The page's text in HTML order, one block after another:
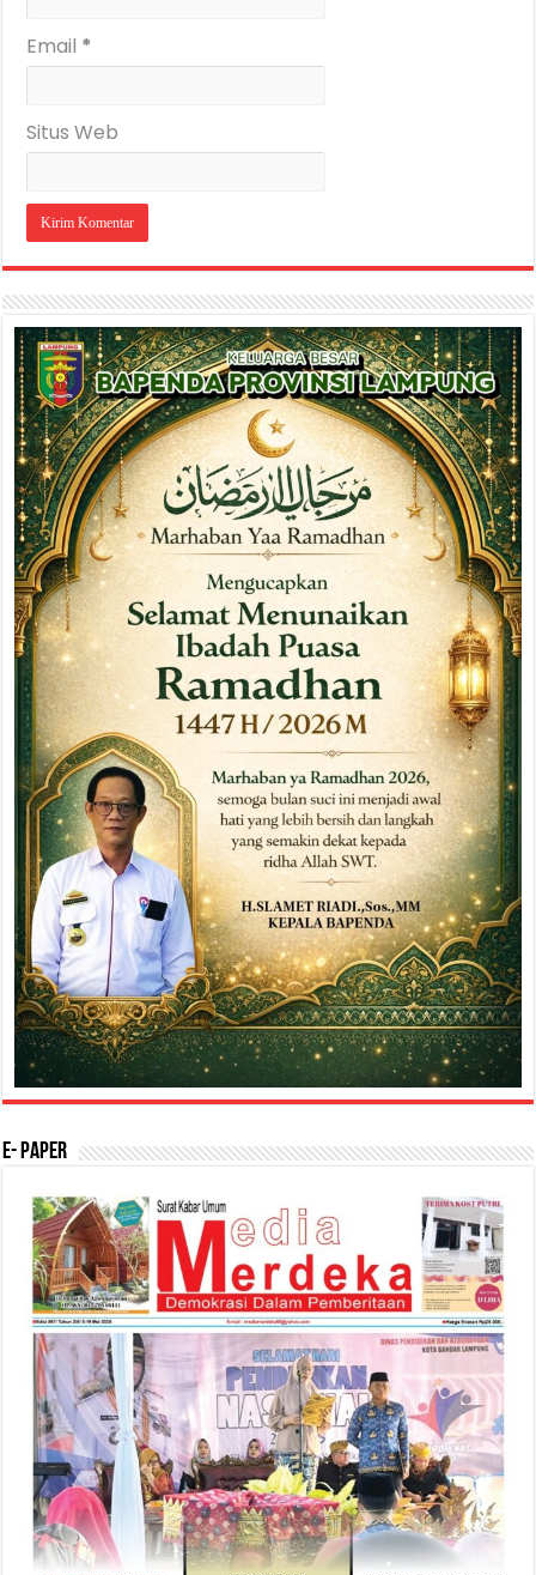
Email *
Situs Web
E- Paper